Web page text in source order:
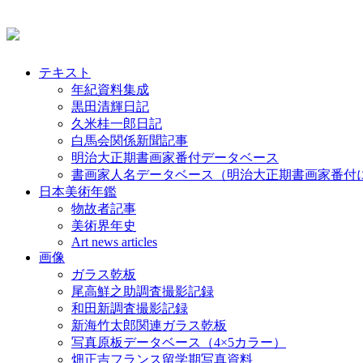
テキスト
年紀資料集成
黒田清輝日記
久米桂一郎日記
白馬会関係新聞記事
明治大正期書画家番付データベース
書画家人名データベース（明治大正期書画家番付
日本美術年鑑
物故者記事
美術界年史
Art news articles
画像
ガラス乾板
尾高鮮之助調査撮影記録
和田新調査撮影記録
新海竹太郎関連ガラス乾板
写真原板データベース（4×5カラー）
畑正吉フランス留学期写真資料